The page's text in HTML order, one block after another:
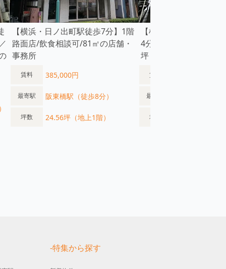
【横浜・日ノ出町駅徒歩7分】1階
路面店/飲食相談可/81㎡の店舗・
事務所
賃料 385,000円
最寄駅 阪東橋駅（徒歩8分）
坪数 24.56坪（地上1階）
【横浜市中区・日本大
4分】視認性良好の1階
坪・飲食店可
賃料
最寄駅
坪数
-特集から探す